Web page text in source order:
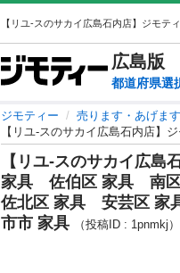
広島版
都道府県選
ジモティー 売ります・あげます
【リユ-スのサカイ広島
家具 佐伯区 家具 南
佐北区 家具 安芸区
市市 家具
（投稿ID : 1pnmkj）